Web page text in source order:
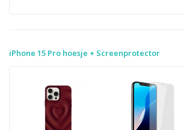
iPhone 15 Pro hoesje + Screenprotector